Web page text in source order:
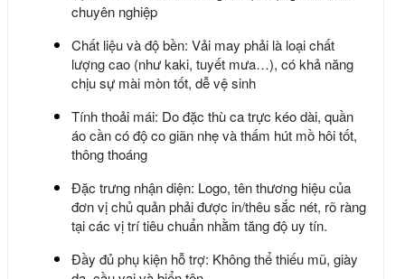
chuyên nghiệp
Chất liệu và độ bền: Vải may phải là loại chất
lượng cao (như kaki, tuyết mưa…), có khả năng
chịu sự mài mòn tốt, dễ vệ sinh
Tính thoải mái: Do đặc thù ca trực kéo dài, quần
áo cần có độ co giãn nhẹ và thấm hút mồ hôi tốt,
thông thoáng
Đặc trưng nhận diện: Logo, tên thương hiệu của
đơn vị chủ quản phải được in/thêu sắc nét, rõ ràng
tại các vị trí tiêu chuẩn nhằm tăng độ uy tín.
Đầy đủ phụ kiện hỗ trợ: Không thể thiếu mũ, giày